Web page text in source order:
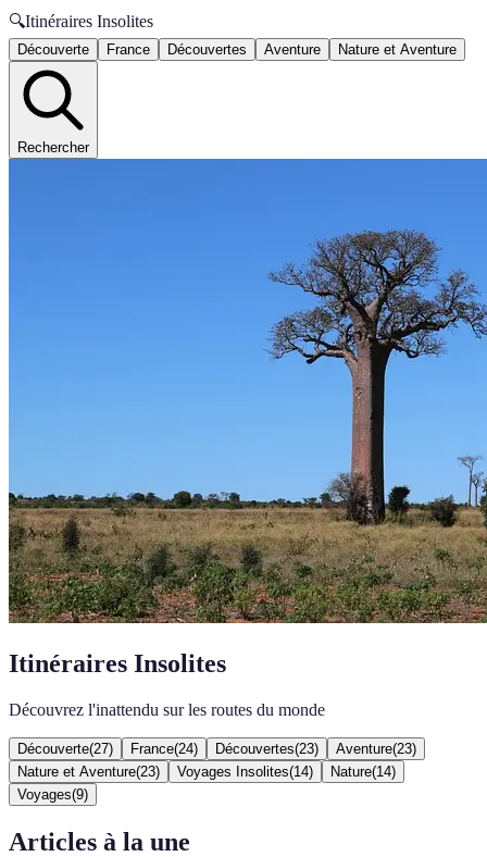
🔍Itinéraires Insolites
Découverte France Découvertes Aventure Nature et Aventure
Rechercher
Itinéraires Insolites
Découvrez l'inattendu sur les routes du monde
Découverte(27) France(24) Découvertes(23) Aventure(23)
Nature et Aventure(23) Voyages Insolites(14) Nature(14)
Voyages(9)
Articles à la une